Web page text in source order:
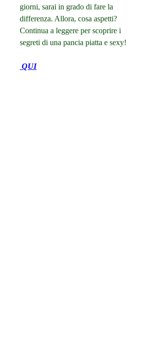
giorni, sarai in grado di fare la
differenza. Allora, cosa aspetti?
Continua a leggere per scoprire i
segreti di una pancia piatta e sexy!
QUI